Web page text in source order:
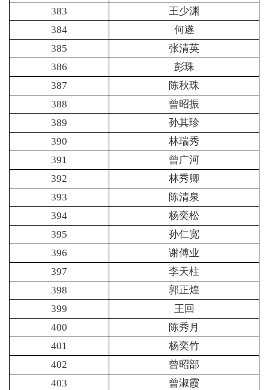
383
王少渊
384
何遂
385
张清英
386
彭珠
387
陈秋珠
388
曾昭振
389
孙其珍
390
林瑞秀
391
曾广河
392
林秀卿
393
陈清泉
394
杨奕松
395
孙仁宽
396
谢傅业
397
李天柱
398
郭正煌
399
王回
400
陈秀月
401
杨奕竹
402
曾昭部
403
曾淑霞